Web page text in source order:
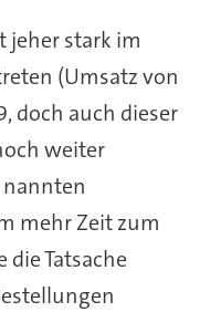
jeher stark im
(Umsatz von
doch auch dieser
weiter
mehr Zeit zum
Tatsache